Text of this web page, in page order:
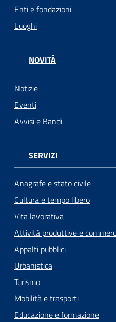
Enti e fondazioni
Luoghi
NOVITÀ
Notizie
Eventi
Avvisi e Bandi
SERVIZI
Anagrafe e stato civile
Cultura e tempo libero
Vita lavorativa
Attività produttive e
Appalti pubblici
Urbanistica
Turismo
Mobilità e trasporti
Educazione e formazione